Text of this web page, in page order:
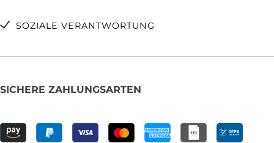
SOZIALE VERANTWORTUNG
SICHERE ZAHLUNGSARTEN